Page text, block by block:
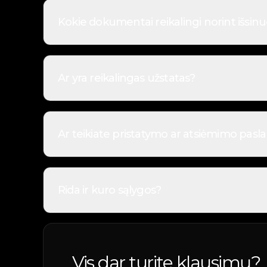
Norint išsinuomoti automobilį, reikalingas
Užstatas taikomas tik nuomos be vairuotojo
Taip, teikiame pristatymo ir atsiėmimo
Nuomojant automobilį su vairuotoju, rida
Vis dar turite klausimų?